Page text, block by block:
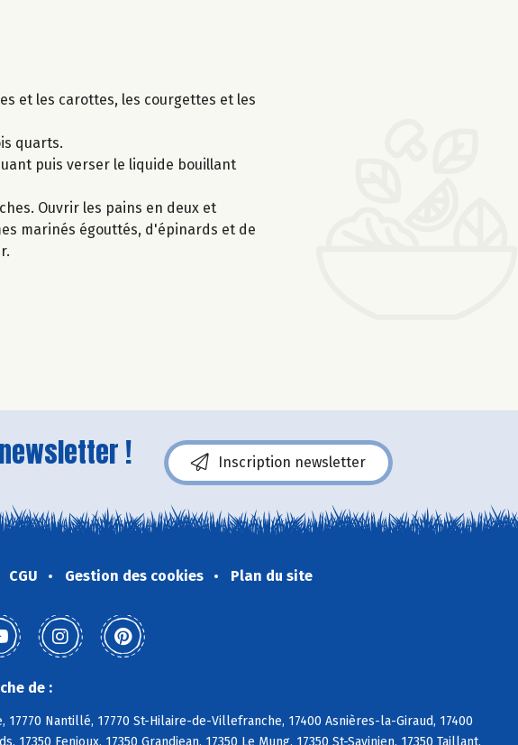
et les carottes, les courgettes et les
quarts.
puis verser le liquide bouillant
Ouvrir les pains en deux et
marinés égouttés, d'épinards et de
! Inscription newsletter
CGU Gestion des cookies Plan du site
de :
17770 Nantillé, 17770 St-Hilaire-de-Villefranche, 17400 Asnières-la-Giraud, 17400
17350 Fenioux, 17350 Grandjean, 17350 Le Mung, 17350 St-Savinien, 17350 Taillant,